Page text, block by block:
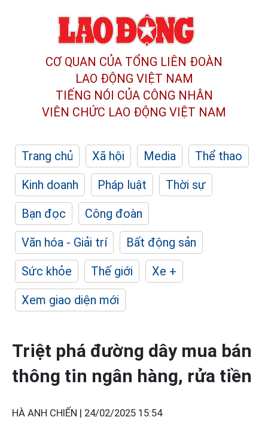
CƠ QUAN CỦA TỔNG LIÊN ĐOÀN
LAO ĐỘNG VIỆT NAM
TIẾNG NÓI CỦA CÔNG NHÂN
VIÊN CHỨC LAO ĐỘNG VIỆT NAM
Trang chủ Xã hội Media
Thể thao
Kinh doanh
Pháp luật
Thời sự
Bạn đọc
Công đoàn
Văn hóa - Giải trí
Bất động sản
Sức khỏe
Thế giới
Xe +
Xem giao diện mới
Triệt phá đường dây mua bán
thông tin ngân hàng, rửa tiền
HÀ ANH CHIẾN | 24/02/2025 15:54